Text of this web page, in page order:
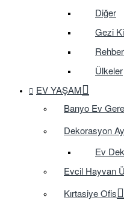
Diğer
Gezi
Rehber
Ülkeler
EV YAŞAM
Banyo Ev
Dekorasyon
Ev
Evcil Hayvan
Kırtasiye Ofis